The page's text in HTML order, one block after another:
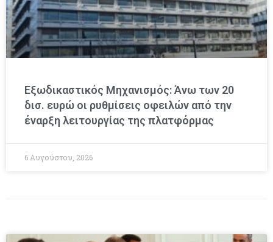
Εξωδικαστικός Μηχανισμός: Άνω των 20
δισ. ευρώ οι ρυθμίσεις οφειλών από την
έναρξη λειτουργίας της πλατφόρμας
6 Αυγούστου, 2026